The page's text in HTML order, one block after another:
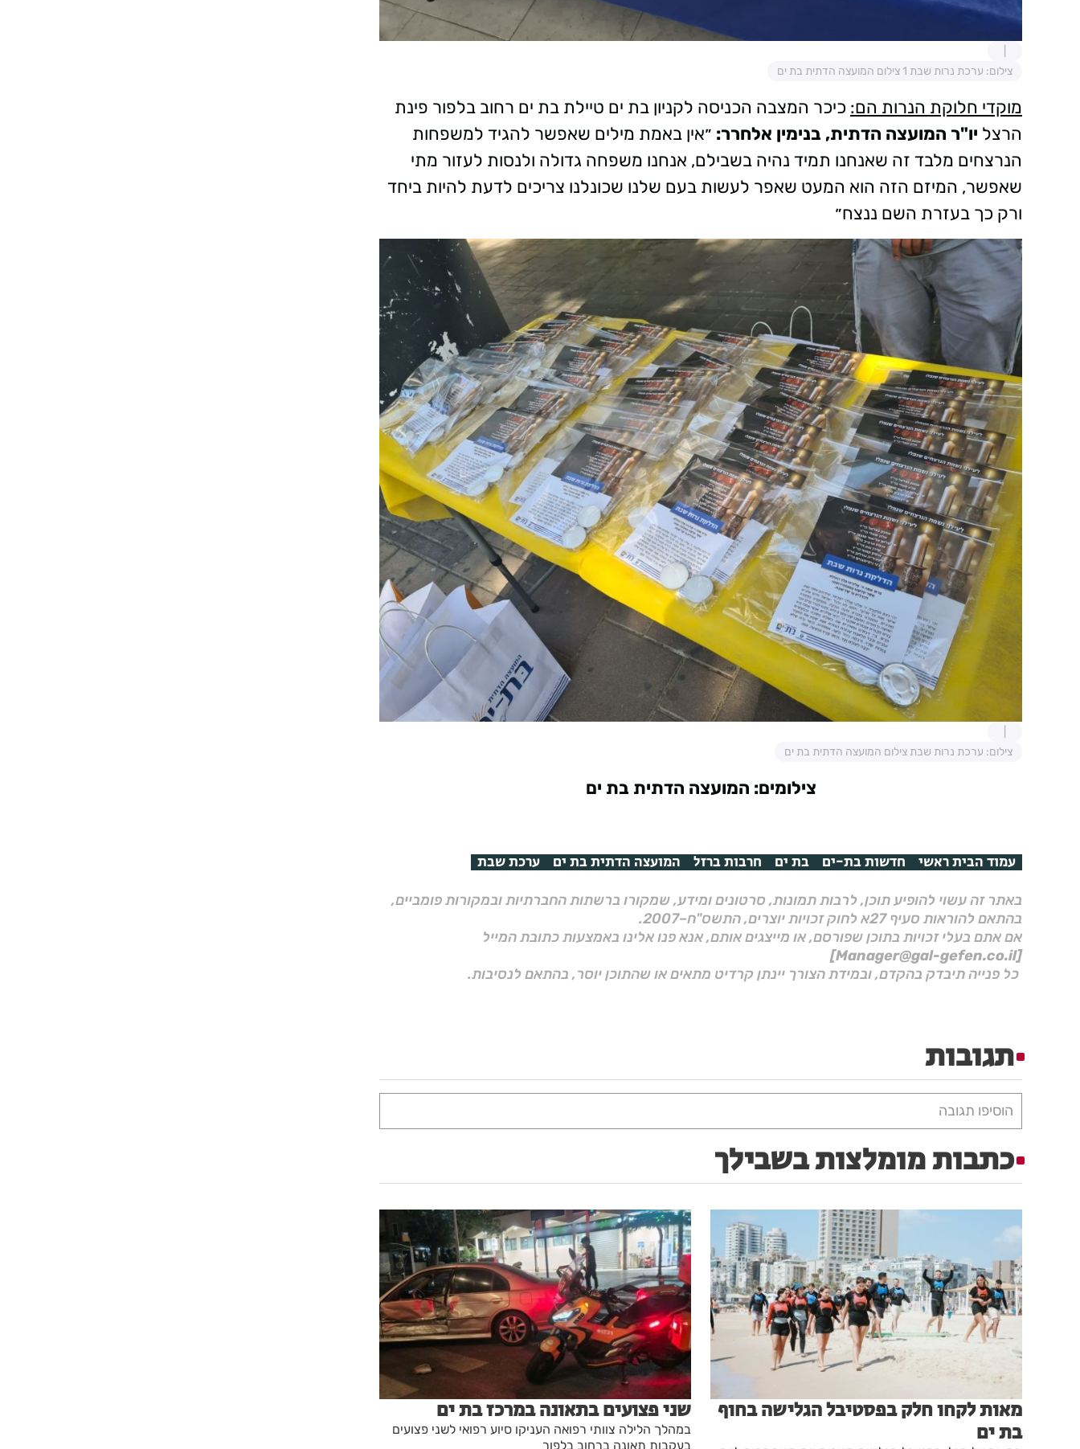
צילום: ערכת נרות שבת 1 צילום המועצה הדתית בת ים
מוקדי חלוקת הנרות הם: כיכר המצבה הכניסה לקניון בת ים טיילת בת ים רחוב בלפור פינת
הרצל יו"ר המועצה הדתית, בנימין אלחרר: ״אין באמת מילים שאפשר להגיד למשפחות
הנרצחים מלבד זה שאנחנו תמיד נהיה בשבילם, אנחנו משפחה גדולה ולנסות לעזור מתי
שאפשר, המיזם הזה הוא המעט שאפר לעשות בעם שלנו שכונלנו צריכים לדעת להיות ביחד
ורק כך בעזרת השם ננצח״
צילום: ערכת נרות שבת צילום המועצה הדתית בת ים
צילומים: המועצה הדתית בת ים
עמוד הבית ראשי חדשות בת-ים בת ים חרבות ברזל המועצה הדתית בת ים ערכת שבת
באתר זה עשוי להופיע תוכן, לרבות תמונות, סרטונים ומידע, שמקורו ברשתות החברתיות ובמקורות פומביים,
בהתאם להוראות סעיף 27א לחוק זכויות יוצרים, התשס"ח–2007.
אם אתם בעלי זכויות בתוכן שפורסם, או מייצגים אותם, אנא פנו אלינו באמצעות כתובת המייל
[Manager@gal-gefen.co.il]
כל פנייה תיבדק בהקדם, ובמידת הצורך יינתן קרדיט מתאים או שהתוכן יוסר, בהתאם לנסיבות.
תגובות
הוסיפו תגובה
כתבות מומלצות בשבילך
מאות לקחו חלק בפסטיבל הגלישה בחוף
בת ים
שני פצועים בתאונה במרכז בת ים
במהלך הלילה צוותי רפואה העניקו סיוע רפואי לשני פצועים
בעקבות תאונה ברחוב בלפור